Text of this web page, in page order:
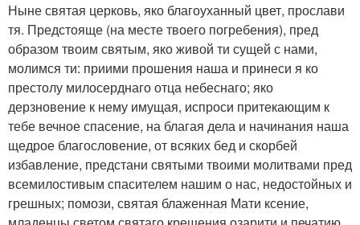
Ныне святая церковь, яко благоуханный цвет, прослави
тя. Предстояще (на месте твоего погребения), пред
образом твоим святым, яко живой ти сущей с нами,
молимся ти: приими прошения наша и принеси я ко
престолу милосерднаго отца небеснаго; яко
дерзновение к нему имущая, испроси притекающим к
тебе вечное спасение, на благая дела и начинания наша
щедрое благословение, от всяких бед и скорбей
избавление, предстани святыми твоими молитвами пред
всемилостивым спасителем нашим о нас, недостойных и
грешных; помози, святая блаженная Мати ксение,